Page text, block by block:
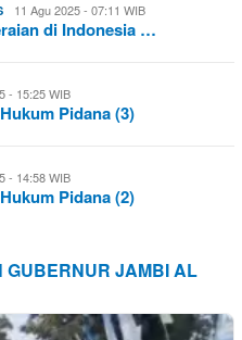
11 Agu 2025 - 07:11 WIB
di Indonesia …
- 15:25 WIB
Pidana (3)
- 14:58 WIB
Pidana (2)
GUBERNUR JAMBI AL